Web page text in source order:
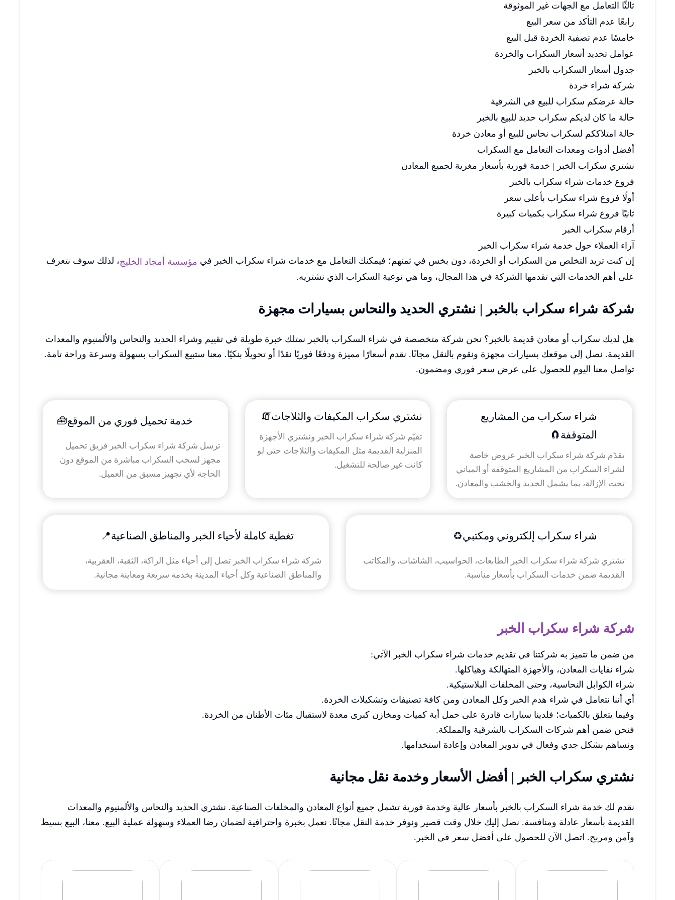
ثالثًا التعامل مع الجهات غير الموثوقة
رابعًا عدم التأكد من سعر البيع
خامسًا عدم تصفية الخردة قبل البيع
عوامل تحديد أسعار السكراب والخردة
جدول أسعار السكراب بالخبر
شركة شراء خردة
حالة عرضكم سكراب للبيع في الشرقية
حالة ما كان لديكم سكراب حديد للبيع بالخبر
حالة امتلاككم لسكراب نحاس للبيع أو معادن خردة
أفضل أدوات ومعدات التعامل مع السكراب
نشتري سكراب الخبر | خدمة فورية بأسعار مغرية لجميع المعادن
فروع خدمات شراء سكراب بالخبر
أولًا فروع شراء سكراب بأعلى سعر
ثانيًا فروع شراء سكراب بكميات كبيرة
أرقام سكراب الخبر
آراء العملاء حول خدمة شراء سكراب الخبر
إن كنت تريد التخلص من السكراب أو الخردة، دون بخس في ثمنهم؛ فيمكنك التعامل مع خدمات شراء سكراب الخبر في مؤسسة أمجاد الخليج، لذلك سوف نتعرف
على أهم الخدمات التي تقدمها الشركة في هذا المجال، وما هي نوعية السكراب الذي نشتريه.
شركة شراء سكراب بالخبر | نشتري الحديد والنحاس بسيارات مجهزة
هل لديك سكراب أو معادن قديمة بالخبر؟ نحن شركة متخصصة في شراء السكراب بالخبر نمتلك خبرة طويلة في تقييم وشراء الحديد والنحاس والألمنيوم والمعدات
القديمة. نصل إلى موقعك بسيارات مجهزة ونقوم بالنقل مجانًا. نقدم أسعارًا مميزة ودفعًا فوريًا نقدًا أو تحويلًا بنكيًا. معنا ستبيع السكراب بسهولة وسرعة وراحة تامة.
تواصل معنا اليوم للحصول على عرض سعر فوري ومضمون.
شراء سكراب من المشاريع
المتوقفة🧲
تقدّم شركة شراء سكراب الخبر عروض خاصة
لشراء السكراب من المشاريع المتوقفة أو المباني
تحت الإزالة، بما يشمل الحديد والخشب والمعادن.
نشتري سكراب المكيفات والثلاجات🧯
تقيّم شركة شراء سكراب الخبر ونشتري الأجهزة
المنزلية القديمة مثل المكيفات والثلاجات حتى لو
كانت غير صالحة للتشغيل.
خدمة تحميل فوري من الموقع🧰
ترسل شركة شراء سكراب الخبر فريق تحميل
مجهز لسحب السكراب مباشرة من الموقع دون
الحاجة لأي تجهيز مسبق من العميل.
شراء سكراب إلكتروني ومكتبي♻️
تشتري شركة شراء سكراب الخبر الطابعات، الحواسيب، الشاشات، والمكاتب
القديمة ضمن خدمات السكراب بأسعار مناسبة.
تغطية كاملة لأحياء الخبر والمناطق الصناعية📍
شركة شراء سكراب الخبر تصل إلى أحياء مثل الراكة، الثقبة، العقربية،
والمناطق الصناعية وكل أحياء المدينة بخدمة سريعة ومعاينة مجانية.
شركة شراء سكراب الخبر
من ضمن ما تتميز به شركتنا في تقديم خدمات شراء سكراب الخبر الآتي:
شراء نفايات المعادن، والأجهزة المتهالكة وهياكلها.
شراء الكوابل النحاسية، وحتى المخلفات البلاستيكية.
أي أننا نتعامل في شراء هدم الخبر وكل المعادن ومن كافة تصنيفات وتشكيلات الخردة.
وفيما يتعلق بالكميات؛ فلدينا سيارات قادرة على حمل أية كميات ومخازن كبرى معدة لاستقبال مئات الأطنان من الخردة.
فنحن ضمن أهم شركات السكراب بالشرقية والمملكة.
ونساهم بشكل جدي وفعال في تدوير المعادن وإعادة استخدامها.
نشتري سكراب الخبر | أفضل الأسعار وخدمة نقل مجانية
نقدم لك خدمة شراء السكراب بالخبر بأسعار عالية وخدمة فورية تشمل جميع أنواع المعادن والمخلفات الصناعية. نشتري الحديد والنحاس والألمنيوم والمعدات
القديمة بأسعار عادلة ومنافسة. نصل إليك خلال وقت قصير ونوفر خدمة النقل مجانًا. نعمل بخبرة واحترافية لضمان رضا العملاء وسهولة عملية البيع. معنا، البيع بسيط
وآمن ومربح. اتصل الآن للحصول على أفضل سعر في الخبر.